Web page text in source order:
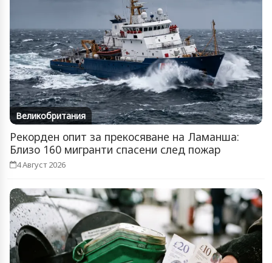
Великобритания
Рекорден опит за прекосяване на Ламанша:
Близо 160 мигранти спасени след пожар
4 Август 2026